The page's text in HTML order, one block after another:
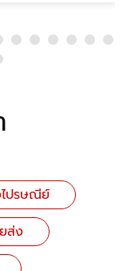
ปรษณีย์
ส่ง